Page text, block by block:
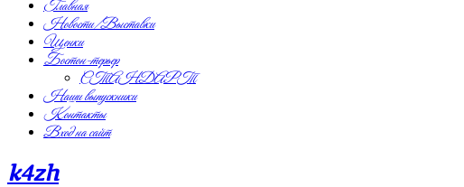
Главная
Новости/Выставки
Щенки
Бостон-терьер
СТАНДАРТ
Наши выпускники
Контакты
Вход на сайт
k4zh